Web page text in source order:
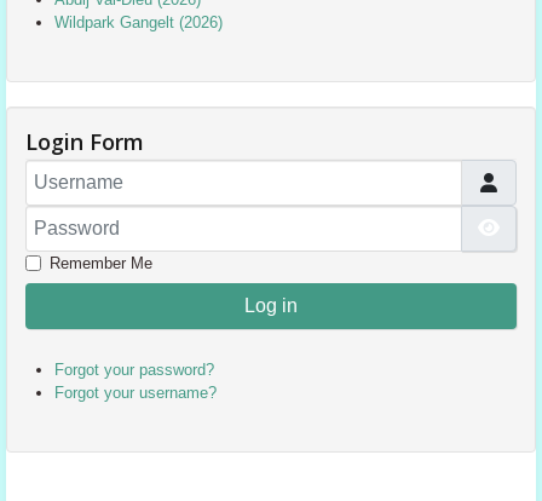
Wildpark Gangelt (2026)
Login Form
Username
Password
Remember Me
Log in
Forgot your password?
Forgot your username?